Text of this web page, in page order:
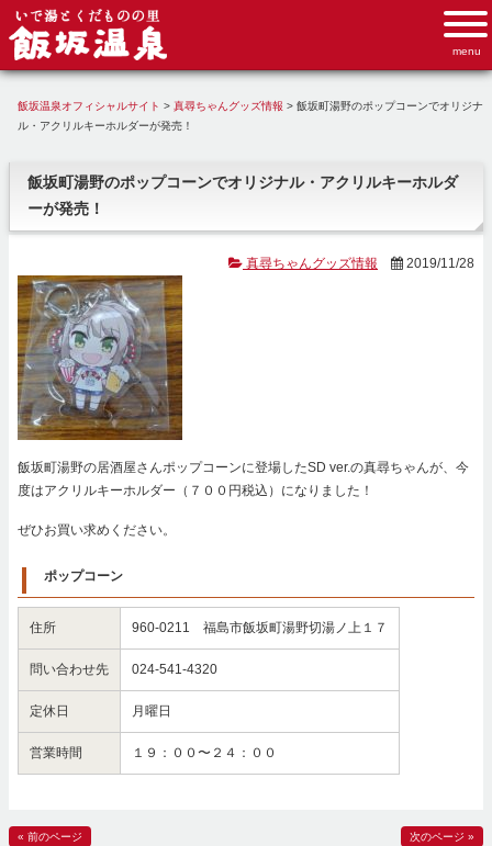
飯坂温泉オフィシャルサイト > 真尋ちゃんグッズ情報 > 飯坂町湯野のポップコーンでオリジナ
ル・アクリルキーホルダーが発売！
飯坂町湯野のポップコーンでオリジナル・アクリルキーホルダ
ーが発売！
真尋ちゃんグッズ情報 2019/11/28
飯坂町湯野の居酒屋さんポップコーンに登場したSD ver.の真尋ちゃんが、今
度はアクリルキーホルダー（７００円税込）になりました！
ぜひお買い求めください。
ポップコーン
住所 960-0211 福島市飯坂町湯野切湯ノ上１７
問い合わせ先 024-541-4320
定休日 月曜日
営業時間 １９：００〜２４：００
« 前のページ 次のページ »